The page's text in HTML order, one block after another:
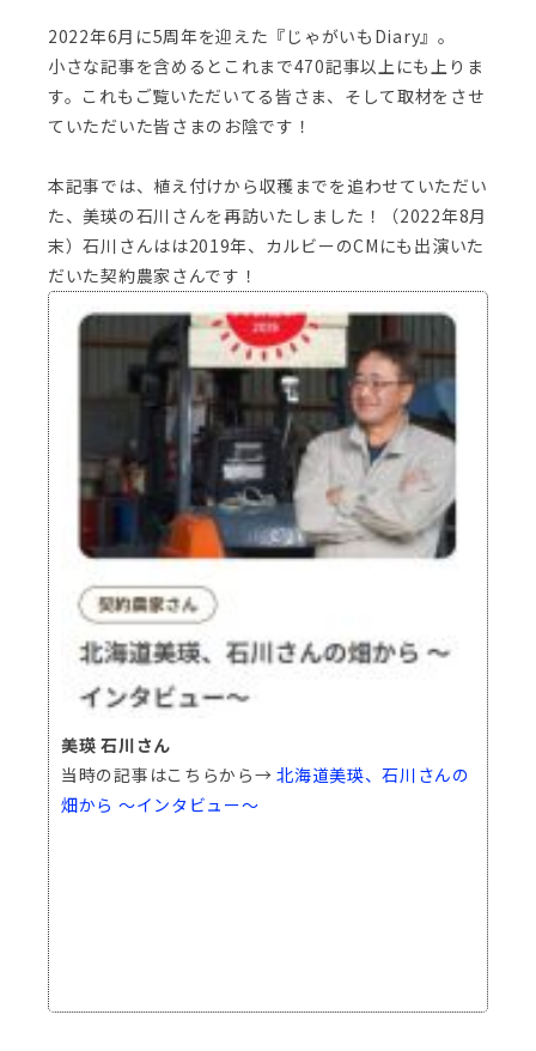
2022年6月に5周年を迎えた『じゃがいもDiary』。
小さな記事を含めるとこれまで470記事以上にも上りま
す。これもご覧いただいてる皆さま、そして取材をさせ
ていただいた皆さまのお陰です！
本記事では、植え付けから収穫までを追わせていただい
た、美瑛の石川さんを再訪いたしました！（2022年8月
末）石川さんはは2019年、カルビーのCMにも出演いた
だいた契約農家さんです！
美瑛 石川さん
当時の記事はこちらから→北海道美瑛、石川さんの
畑から ～インタビュー～